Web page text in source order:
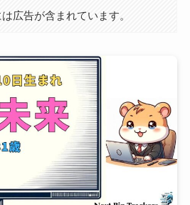
広告が含まれています。